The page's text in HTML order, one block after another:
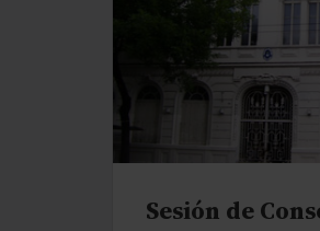
Sesión de